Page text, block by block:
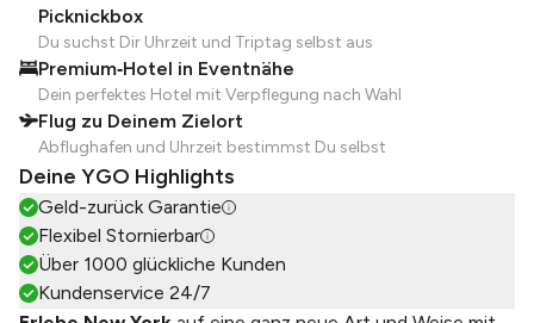
Picknickbox
Du suchst Dir Uhrzeit und Triptag selbst aus
Premium‑Hotel in Eventnähe
Dein perfektes Hotel mit Verpflegung nach Wahl
Flug zu Deinem Zielort
Abflughafen und Uhrzeit bestimmst Du selbst
Deine YGO Highlights
Geld-zurück Garantie
Flexibel Stornierbar
Über 1000 glückliche Kunden
Kundenservice 24/7